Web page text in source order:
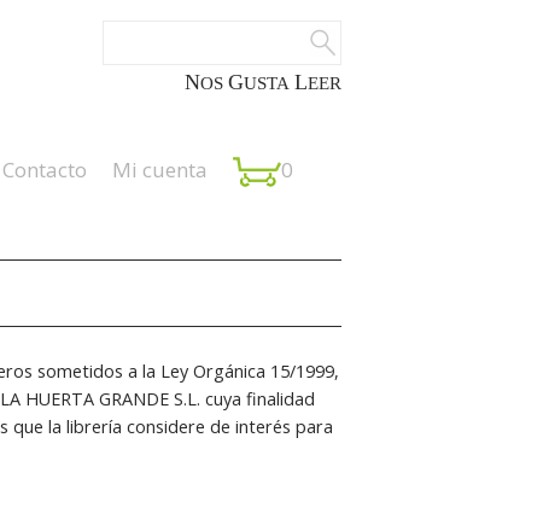
NOS GUSTA LEER
Contacto Mi cuenta 0
sometidos a la Ley Orgánica 15/1999,
GRANDE S.L. cuya finalidad
que la librería considere de interés para